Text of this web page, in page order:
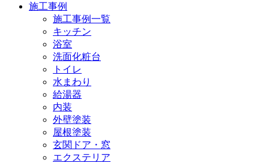
施工事例
施工事例一覧
キッチン
浴室
洗面化粧台
トイレ
水まわり
給湯器
内装
外壁塗装
屋根塗装
玄関ドア・窓
エクステリア